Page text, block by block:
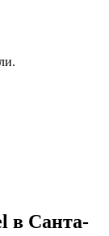
в Санта-